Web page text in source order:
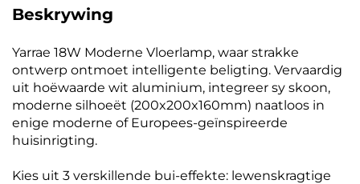
Beskrywing
Yarrae 18W Moderne Vloerlamp, waar strakke
ontwerp ontmoet intelligente beligting. Vervaardig
uit hoëwaarde wit aluminium, integreer sy skoon,
moderne silhoeët (200x200x160mm) naatloos in
enige moderne of Europees-geïnspireerde
huisinrigting.
Kies uit 3 verskillende bui-effekte: lewenskragtige